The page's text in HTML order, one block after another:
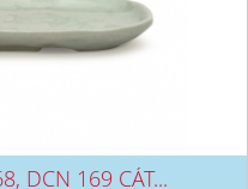
DCN 169 CÁT...